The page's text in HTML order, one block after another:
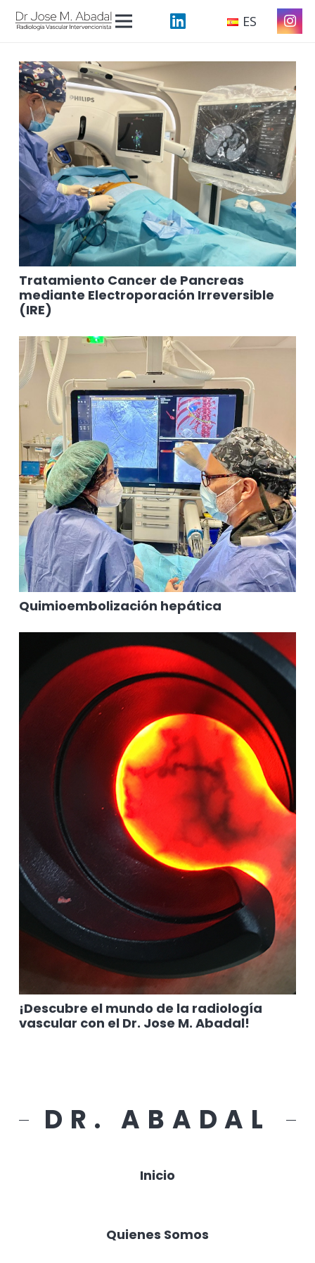
ES
Tratamiento Cancer de Pancreas
mediante Electroporación Irreversible
(IRE)
Quimioembolización hepática
¡Descubre el mundo de la radiología
vascular con el Dr. Jose M. Abadal!
DR. ABADAL
Inicio
Quienes Somos